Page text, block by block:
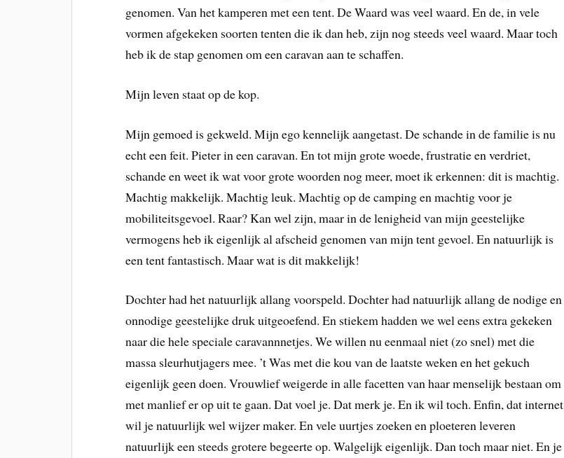
genomen. Van het kamperen met een tent. De Waard was veel waard. En de, in vele
vormen afgekeken soorten tenten die ik dan heb, zijn nog steeds veel waard. Maar toch
heb ik de stap genomen om een caravan aan te schaffen.
Mijn leven staat op de kop.
Mijn gemoed is gekweld. Mijn ego kennelijk aangetast. De schande in de familie is nu
echt een feit. Pieter in een caravan. En tot mijn grote woede, frustratie en verdriet,
schande en weet ik wat voor grote woorden nog meer, moet ik erkennen: dit is machtig.
Machtig makkelijk. Machtig leuk. Machtig op de camping en machtig voor je
mobiliteitsgevoel. Raar? Kan wel zijn, maar in de lenigheid van mijn geestelijke
vermogens heb ik eigenlijk al afscheid genomen van mijn tent gevoel. En natuurlijk is
een tent fantastisch. Maar wat is dit makkelijk!
Dochter had het natuurlijk allang voorspeld. Dochter had natuurlijk allang de nodige en
onnodige geestelijke druk uitgeoefend. En stiekem hadden we wel eens extra gekeken
naar die hele speciale caravannnetjes. We willen nu eenmaal niet (zo snel) met die
massa sleurhutjagers mee. ’t Was met die kou van de laatste weken en het gekuch
eigenlijk geen doen. Vrouwlief weigerde in alle facetten van haar menselijk bestaan om
met manlief er op uit te gaan. Dat voel je. Dat merk je. En ik wil toch. Enfin, dat internet
wil je natuurlijk wel wijzer maker. En vele uurtjes zoeken en ploeteren leveren
natuurlijk een steeds grotere begeerte op. Walgelijk eigenlijk. Dan toch maar niet. En je